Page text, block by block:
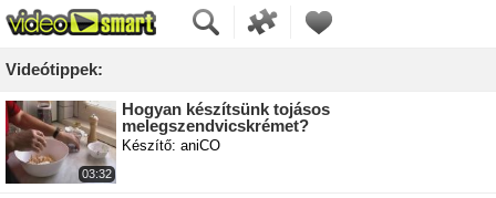
Videótippek:
03:32
Hogyan készítsünk tojásos
melegszendvicskrémet?
Készítő: aniCO